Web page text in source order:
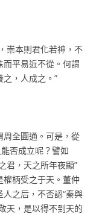
崇本則君化若神，不
平易近不從。何謂
，人成之。”
周全圓通。可是，從
否成立呢？譬如
君，天之所年夜顯”
權柄受之于天。董仲
之后，不否認“秦與
天，是以得不到天的